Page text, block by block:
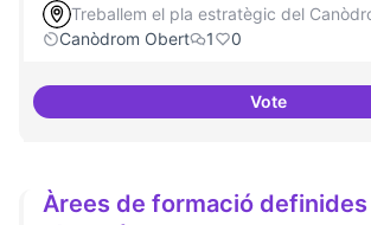
Treballem el pla estratègic del
Canòdrom Obert
1 0
VoteMemòria
Àrees de formació definides